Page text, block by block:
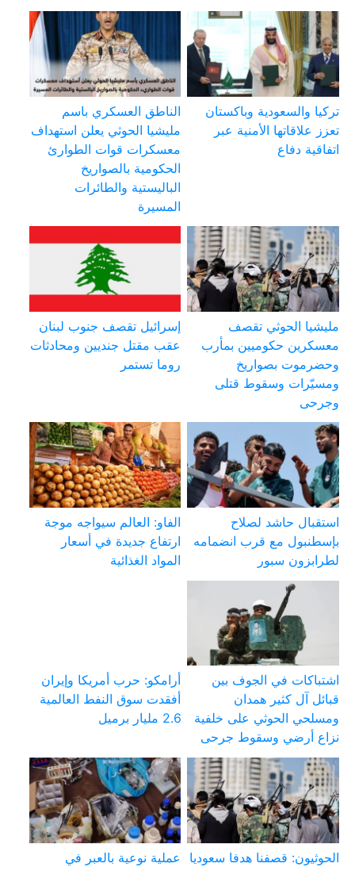
تركيا والسعودية وباكستان
تعزز علاقاتها الأمنية عبر
اتفاقية دفاع
الناطق العسكري باسم
مليشيا الحوثي يعلن استهداف
معسكرات قوات الطوارئ
الحكومية بالصواريخ
الباليستية والطائرات
المسيرة
مليشيا الحوثي تقصف
معسكرين حكوميين بمأرب
وحضرموت بصواريخ
ومسيّرات وسقوط قتلى
وجرحى
إسرائيل تقصف جنوب لبنان
عقب مقتل جنديين ومحادثات
روما تستمر
استقبال حاشد لصلاح
بإسطنبول مع قرب انضمامه
لطرابزون سبور
الفاو: العالم سيواجه موجة
ارتفاع جديدة في أسعار
المواد الغذائية
اشتباكات في الجوف بين
قبائل آل كثير همدان
ومسلحي الحوثي على خلفية
نزاع أرضي وسقوط جرحى
أرامكو: حرب أمريكا وإيران
أفقدت سوق النفط العالمية
2.6 مليار برميل
الحوثيون: قصفنا هدفا سعوديا
عملية نوعية بالعبر في